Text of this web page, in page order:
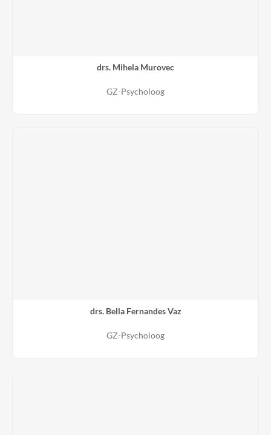
drs. Mihela Murovec
GZ-Psycholoog
drs. Bella Fernandes Vaz
GZ-Psycholoog